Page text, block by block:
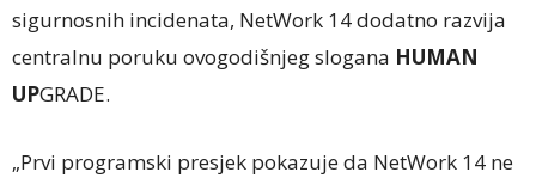
sigurnosnih incidenata, NetWork 14 dodatno razvija
centralnu poruku ovogodišnjeg slogana HUMAN
UPGRADE.
„Prvi programski presjek pokazuje da NetWork 14 ne